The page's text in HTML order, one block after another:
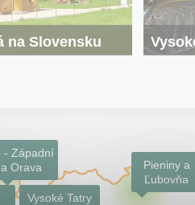
na Slovensku
Pieniny a
Ľubovňa
- Západní
Orava
Vysoké Tatry